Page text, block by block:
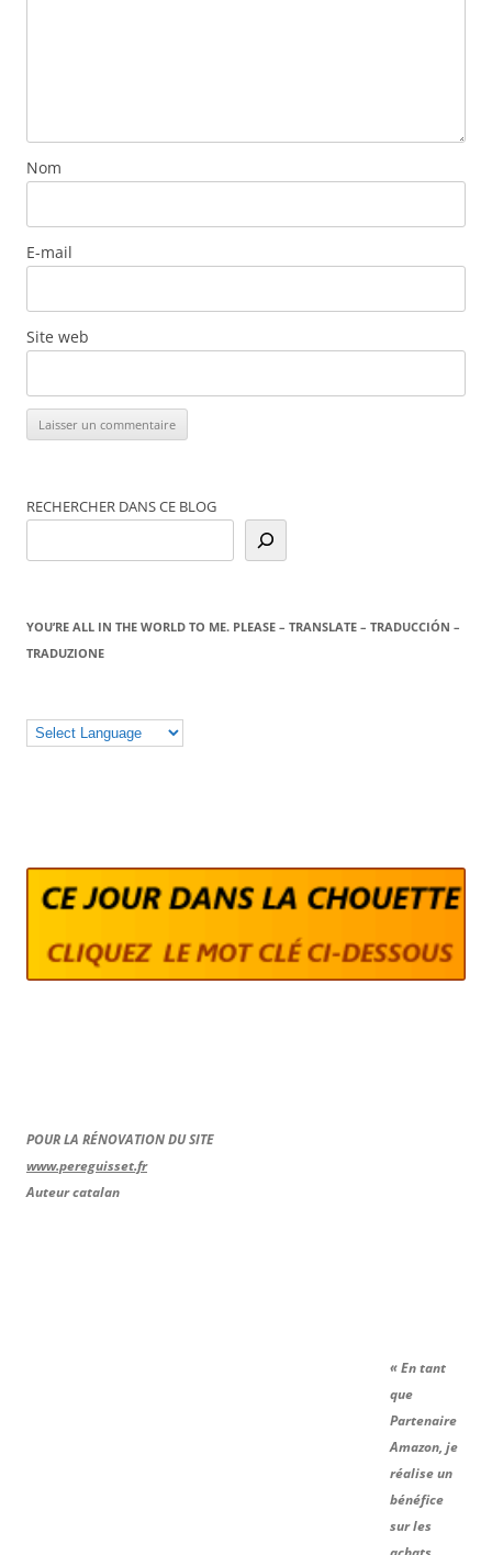
Nom
E-mail
Site web
RECHERCHER DANS CE BLOG
YOU’RE ALL IN THE WORLD TO ME. PLEASE – TRANSLATE – TRADUCCIÓN –
TRADUZIONE
POUR LA RÉNOVATION DU SITE
www.pereguisset.fr
Auteur catalan
« En tant
que
Partenaire
Amazon, je
réalise un
bénéfice
sur les